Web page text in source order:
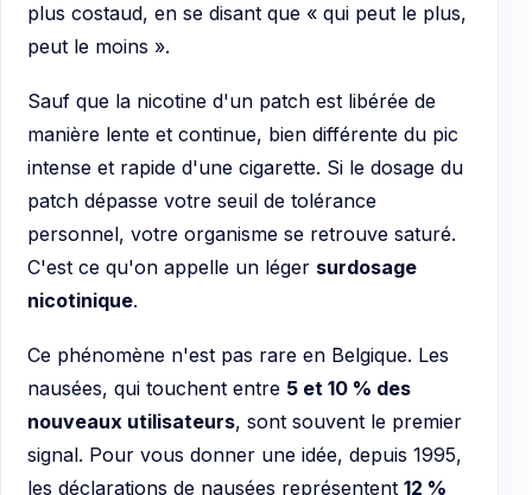
plus costaud, en se disant que « qui peut le plus,
peut le moins ».
Sauf que la nicotine d'un patch est libérée de
manière lente et continue, bien différente du pic
intense et rapide d'une cigarette. Si le dosage du
patch dépasse votre seuil de tolérance
personnel, votre organisme se retrouve saturé.
C'est ce qu'on appelle un léger surdosage
nicotinique.
Ce phénomène n'est pas rare en Belgique. Les
nausées, qui touchent entre 5 et 10 % des
nouveaux utilisateurs, sont souvent le premier
signal. Pour vous donner une idée, depuis 1995,
les déclarations de nausées représentent 12 %